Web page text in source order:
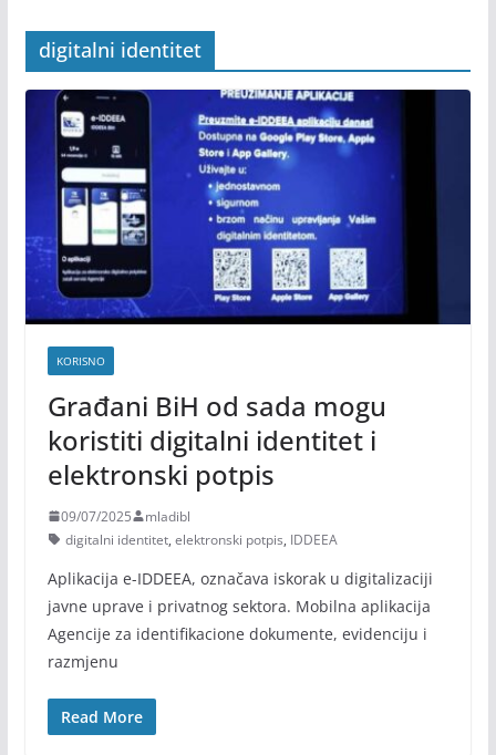
digitalni identitet
KORISNO
Građani BiH od sada mogu
koristiti digitalni identitet i
elektronski potpis
09/07/2025
mladibl
digitalni identitet, elektronski potpis, IDDEEA
Aplikacija e-IDDEEA, označava iskorak u digitalizaciji
javne uprave i privatnog sektora. Mobilna aplikacija
Agencije za identifikacione dokumente, evidenciju i
razmjenu
Read More